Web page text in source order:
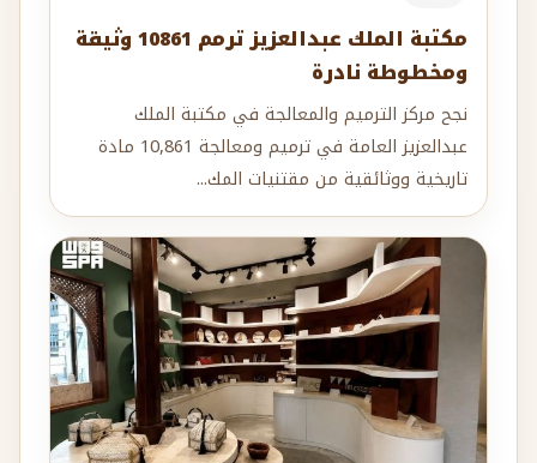
مكتبة الملك عبدالعزيز ترمم 10861 وثيقة
ومخطوطة نادرة
نجح مركز الترميم والمعالجة في مكتبة الملك
عبدالعزيز العامة في ترميم ومعالجة 10,861 مادة
تاريخية ووثائقية من مقتنيات المك...